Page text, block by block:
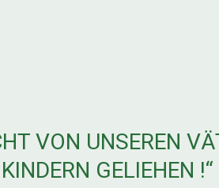
VON UNSEREN
GELIEHEN !“